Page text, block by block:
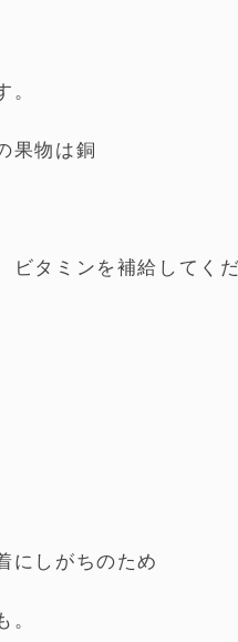
。
果物は銅
ビタミンを補給してく
にしがちのため
。